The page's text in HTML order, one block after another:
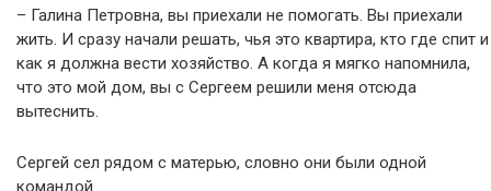
– Галина Петровна, вы приехали не помогать. Вы приехали
жить. И сразу начали решать, чья это квартира, кто где спит и
как я должна вести хозяйство. А когда я мягко напомнила,
что это мой дом, вы с Сергеем решили меня отсюда
вытеснить.
Сергей сел рядом с матерью, словно они были одной
командой.